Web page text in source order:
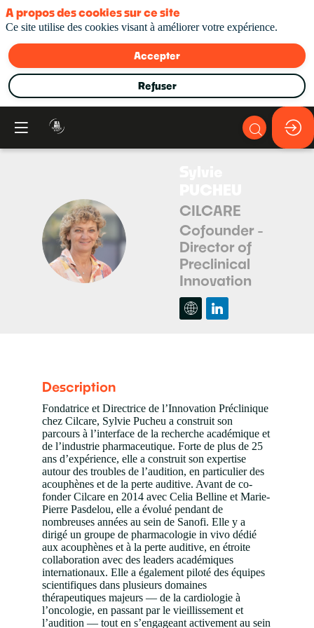
SP
CILCARE
Cofounder -
Director of
Preclinical
Innovation
Description
Fondatrice et Directrice de l’Innovation Préclinique
chez Cilcare, Sylvie Pucheu a construit son
parcours à l’interface de la recherche académique et
de l’industrie pharmaceutique. Forte de plus de 25
ans d’expérience, elle a construit son expertise
autour des troubles de l’audition, en particulier des
acouphènes et de la perte auditive. Avant de co-
fonder Cilcare en 2014 avec Celia Belline et Marie-
Pierre Pasdelou, elle a évolué pendant de
nombreuses années au sein de Sanofi. Elle y a
dirigé un groupe de pharmacologie in vivo dédié
aux acouphènes et à la perte auditive, en étroite
collaboration avec des leaders académiques
internationaux. Elle a également piloté des équipes
scientifiques dans plusieurs domaines
thérapeutiques majeurs — de la cardiologie à
l’oncologie, en passant par le vieillissement et
l’audition — tout en s’engageant activement au sein
A propos des cookies sur ce site
Ce site utilise des cookies visant à améliorer votre expérience.
Accepter
Refuser